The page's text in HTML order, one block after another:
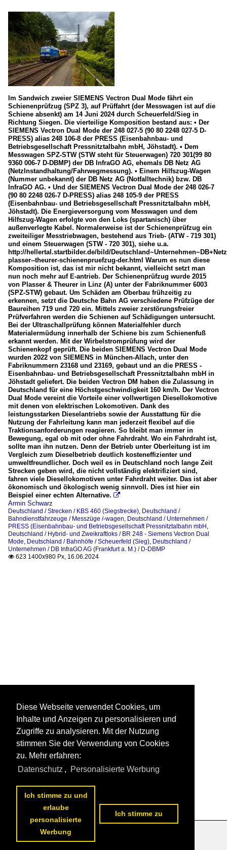
Im Sandwich zweier SIEMENS Vectron Dual Mode fährt ein
Schienenprüfzug (SPZ 3), auf Prüffahrt (der Messwagen ist auf die
Schiene absenkt) am 14 Juni 2024 durch Scheuerfeld/Sieg in
Richtung Siegen. Die vierteilige Komposition bestand aus: • Der
SIEMENS Vectron Dual Mode der 248 027-5 (90 80 2248 027-5 D-
PRESS) alias 248 106-8 der PRESS (Eisenbahnbau- und
Betriebsgesellschaft Pressnitztalbahn mbH, Jöhstadt). • Dem
Messwagen SPZ-STW (STW steht für Steuerwagen) 720 301(99 80
9360 006-7 D-DBMP) der DB InfraGO AG, ehemals DB Netz AG
(NetzInstandhaltung/Fahrwegmessung). • Einem Hilfszug-Wagen
(Nummer unbekannt) der DB Netz AG (Notfalltechnik) bzw. DB
InfraGO AG. • Und der SIEMENS Vectron Dual Mode der 248 026-7
(90 80 2248 026-7 D-PRESS) alias 248 105-9 der PRESS
(Eisenbahnbau- und Betriebsgesellschaft Pressnitztalbahn mbH,
Jöhstadt). Die Energieversorgung vom Messwagen und dem
Hilfszug-Wagen erfolgte von den Loks (spartanisch) über
außenverlegte Kabel. Normalerweise ist der Schienenprüfzug ein
zweiteiliger Messtriebwagen, bestehend aus Trieb- (ATW - 719 301)
und einem Steuerwagen (STW - 720 301), siehe u.a.
http://hellertal.startbilder.de/bild/
plasser--theurer-schienenpruefzug-der.html Warum es nun diese
Komposition ist, das ist mir nicht bekannt, vielleicht setzt man
nun noch mehr auf E-antrieb. Der Schienenprüfzug wurde 2015
von Plasser & Theurer in Linz (A) unter der Fabriknummer 6003
(SPZ-STW) gebaut. Um Schäden am Oberbau frühzeitig zu
erkennen, setzt die Deutsche Bahn AG verschiedene Prüfzüge der
Baureihen 719 und 720 ein. Mittels zweier zerstörungsfreier
Prüfverfahren werden die Schienen auf Schädigungen untersucht.
Bei der Ultraschallprüfung können Materialfehler durch
Materialermüdung innerhalb der Schiene bis zum Schienenfuß
erkannt werden. Mit der Wirbelstromprüfung wird der
Schienenkopf geprüft. Die beiden SIEMENS Vectron Dual Mode
wurden 2022 von SIEMENS in München-Allach, unter den
Fabriknummern 23168 und 23169, gebaut und an die PRESS -
Eisenbahnbau- und Betriebsgesellschaft Pressnitztalbahn mbH in
Jöhstadt geliefert. Die beiden Vectron DM haben die Zulassung in
Deutschland für eine Höchstgeschwindigkeit 160 km/h. Der Vectron
Dual Mode vereint die Vorteile einer vollwertigen Diesellokomotive
mit denen von elektrischen Lokomotiven. Dank des
leistungsstarken Dieselantriebs sowie der Ausstattung für die
Nutzung der Fahrleitung kann man jederzeit flexibel auf die
Traktionsanforderungen reagieren. So bleibt man immer in
Bewegung, egal ob mit oder ohne Fahrdraht. Wo ein Fahrdraht ist,
sollte man ihn nutzen. Denn der Betrieb unter Oberleitung ist im
Vergleich zum Dieselbetrieb deutlich kosteneffizienter und
umweltfreundlicher. Doch weil es in Deutschland noch lange Zeit
Strecken geben wird, die nicht vollständig elektrifiziert sind,
fahren viele Diesellokomotiven unter Fahrdraht weiter. Das ist aber
ökonomisch und ökologisch wenig sinnvoll. Dies ist hier ein
Beispiel einer echten Alternative. 
Armin Schwarz
Deutschland / Strecken / KBS 460 (Siegstrecke), Deutschland /
Bahndienstfahrzeuge / Messzüge /-wagen, Deutschland / Unternehmen /
PRESS (Eisenbahnbau- und Betriebsgesellschaft Pressnitztalbahn mbH ,
Deutschland / Hybrid- und Zweikraftloks / BR 248 - Siemens Vectron Dual
Mode, Deutschland / Bahnhöfe / Scheuerfeld (Sieg), Deutschland /
Unternehmen / DB InfraGO AG (Frankfurt a. M.) / D-DBMP
 623 1400x980 Px, 16.06.2024
Datenschutzerklärung
Diese Webseite verwendet Cookies, um
Inhalte und Anzeigen zu personalisieren und
Zugriffe zu analysieren. Mit der Nutzung
stimmen Sie der Verwendung von Cookies
zu. Mehr erfahren:
Datenschutz , Personalisierte Werbung
Ich stimme zu und
erlaube
personalisierte
Werbung
Ich stimme zu